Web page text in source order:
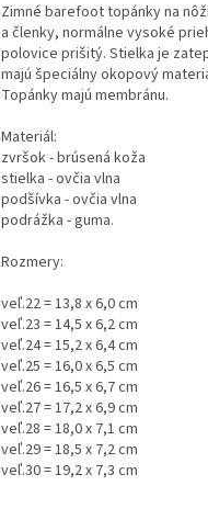
Zimné barefoot topánky na
a členky, normálne vysoké
polovice prišitý. Stielka je
majú špeciálny okopový
Topánky majú membránu.
Materiál:
zvršok - brúsená koža
stielka - ovčia vlna
podšívka - ovčia vlna
podrážka - guma.
Rozmery:
veľ.22 = 13,8 x 6,0 cm
veľ.23 = 14,5 x 6,2 cm
veľ.24 = 15,2 x 6,4 cm
veľ.25 = 16,0 x 6,5 cm
veľ.26 = 16,5 x 6,7 cm
veľ.27 = 17,2 x 6,9 cm
veľ.28 = 18,0 x 7,1 cm
veľ.29 = 18,5 x 7,2 cm
veľ.30 = 19,2 x 7,3 cm